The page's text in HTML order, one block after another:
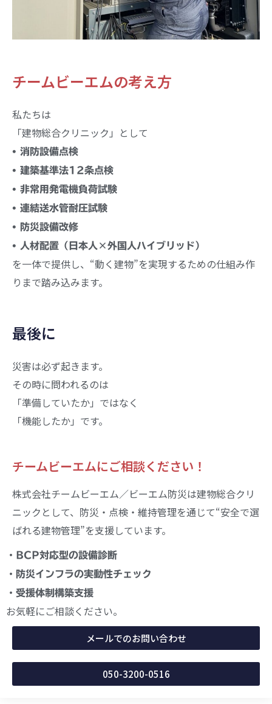
チームビーエムの考え方
私たちは
「建物総合クリニック」として
• 消防設備点検
• 建築基準法12条点検
• 非常用発電機負荷試験
• 連結送水管耐圧試験
• 防災設備改修
• 人材配置（日本人×外国人ハイブリッド）
を一体で提供し、“動く建物”を実現するための仕組み作
りまで踏み込みます。
最後に
災害は必ず起きます。
その時に問われるのは
「準備していたか」ではなく
「機能したか」です。
チームビーエムにご相談ください！
株式会社チームビーエム／ビーエム防災は建物総合クリ
ニックとして、防災・点検・維持管理を通じて“安全で選
ばれる建物管理”を支援しています。
・BCP対応型の設備診断
・防災インフラの実動性チェック
・受援体制構築支援
お気軽にご相談ください。
メールでのお問い合わせ
050-3200-0516